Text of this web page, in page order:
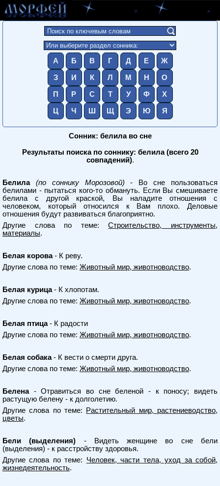
А Б В Г Д Е Ж
З И К Л М Н О
П Р С Т У Ф Х
Ц Ч Ш Щ Э Ю Я
Сонник: белила во сне
Результаты поиска по соннику: белила (всего 20
совпадений).
Белила (по соннику Морозовой) - Во сне пользоваться
белилами - пытаться кого-то обмануть. Если Вы смешиваете
белила с другой краской, Вы наладите отношения с
человеком, который относился к Вам плохо. Деловые
отношения будут развиваться благоприятно.
Другие слова по теме:Строительство, инструменты,
материалы.
Белая корова - К реву.
Другие слова по теме: Животный мир, животноводство.
Белая курица - К хлопотам.
Другие слова по теме: Животный мир, животноводство.
Белая птица - К радости
Другие слова по теме: Животный мир, животноводство.
Белая собака - К вести о смерти друга.
Другие слова по теме: Животный мир, животноводство.
Белена
- Отравиться во сне беленой - к поносу; видеть
растущую белену - к долголетию.
Другие слова по теме:
Растительный мир, растениеводство,
цветы.
Бели (выделения)
- Видеть женщине во сне бели
(выделения) - к расстройству здоровья.
Другие слова по теме: Человек, части тела, уход за собой,
жизнедеятельность.